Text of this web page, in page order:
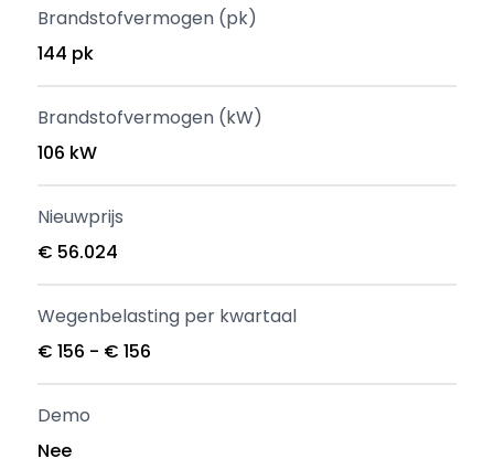
Brandstofvermogen (pk)
144 pk
Brandstofvermogen (kW)
106 kW
Nieuwprijs
€ 56.024
Wegenbelasting per kwartaal
€ 156 - € 156
Demo
Nee